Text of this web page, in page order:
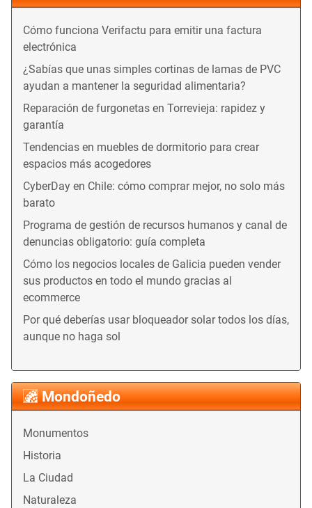
Mondoñedo
Monumentos
Historia
La Ciudad
Naturaleza
Cómo funciona Verifactu para emitir una factura
electrónica
¿Sabías que unas simples cortinas de lamas de PVC
ayudan a mantener la seguridad alimentaria?
Reparación de furgonetas en Torrevieja: rapidez y
garantía
Tendencias en muebles de dormitorio para crear
espacios más acogedores
CyberDay en Chile: cómo comprar mejor, no solo más
barato
Programa de gestión de recursos humanos y canal de
denuncias obligatorio: guía completa
Cómo los negocios locales de Galicia pueden vender
sus productos en todo el mundo gracias al
ecommerce
Por qué deberías usar bloqueador solar todos los días,
aunque no haga sol